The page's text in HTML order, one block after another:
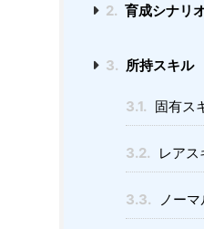
2. 育成シナリ
3. 所持スキル
3.1. 固有ス
3.2. レアス
3.3. ノー